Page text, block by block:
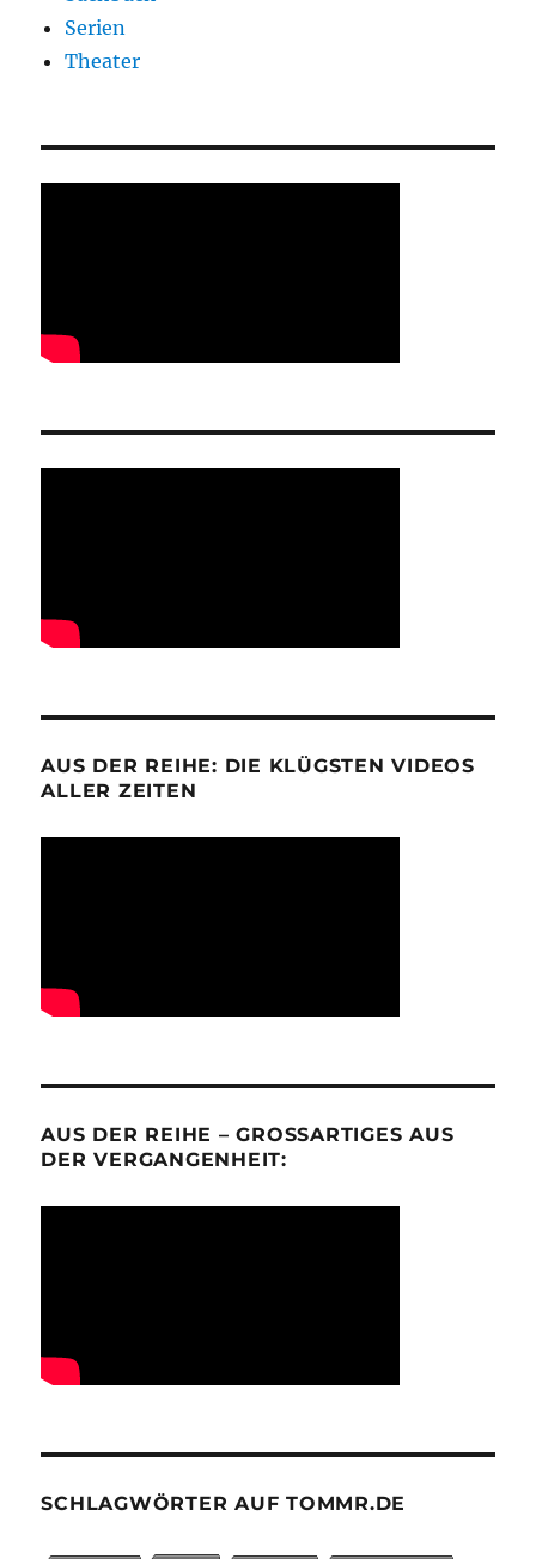
Serien
Theater
AUS DER REIHE: DIE KLÜGSTEN VIDEOS
ALLER ZEITEN
AUS DER REIHE – GROSSARTIGES AUS D
ER VERGANGENHEIT:
SCHLAGWÖRTER AUF TOMMR.DE